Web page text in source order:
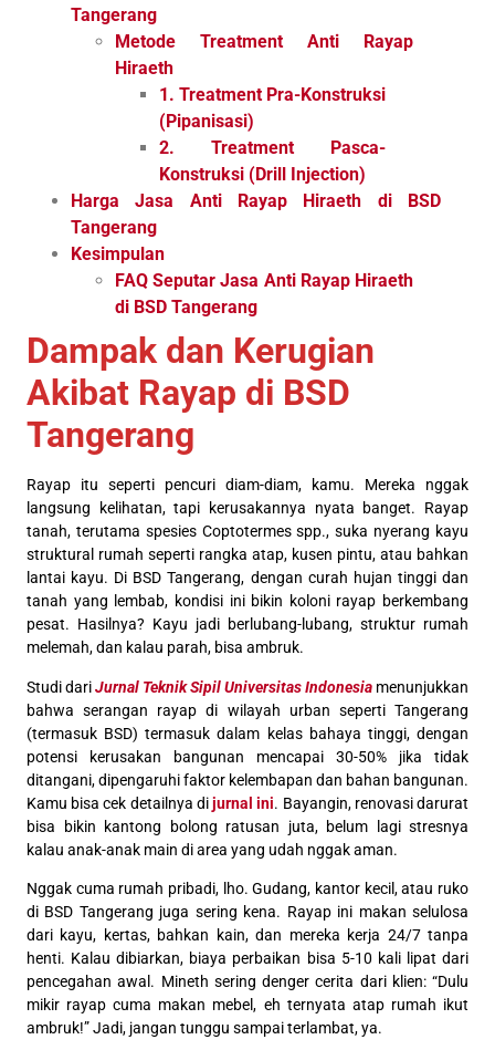
Tangerang
Metode Treatment Anti Rayap
Hiraeth
1. Treatment Pra-Konstruksi
(Pipanisasi)
2. Treatment Pasca-
Konstruksi (Drill Injection)
Harga Jasa Anti Rayap Hiraeth di BSD
Tangerang
Kesimpulan
FAQ Seputar Jasa Anti Rayap Hiraeth
di BSD Tangerang
Dampak dan Kerugian
Akibat Rayap di BSD
Tangerang
Rayap itu seperti pencuri diam-diam, kamu. Mereka nggak
langsung kelihatan, tapi kerusakannya nyata banget. Rayap
tanah, terutama spesies Coptotermes spp., suka nyerang kayu
struktural rumah seperti rangka atap, kusen pintu, atau bahkan
lantai kayu. Di BSD Tangerang, dengan curah hujan tinggi dan
tanah yang lembab, kondisi ini bikin koloni rayap berkembang
pesat. Hasilnya? Kayu jadi berlubang-lubang, struktur rumah
melemah, dan kalau parah, bisa ambruk.
Studi dariJurnal Teknik Sipil Universitas Indonesia menunjukkan
bahwa serangan rayap di wilayah urban seperti Tangerang
(termasuk BSD) termasuk dalam kelas bahaya tinggi, dengan
potensi kerusakan bangunan mencapai 30-50% jika tidak
ditangani, dipengaruhi faktor kelembapan dan bahan bangunan.
Kamu bisa cek detailnya dijurnal ini. Bayangin, renovasi darurat
bisa bikin kantong bolong ratusan juta, belum lagi stresnya
kalau anak-anak main di area yang udah nggak aman.
Nggak cuma rumah pribadi, lho. Gudang, kantor kecil, atau ruko
di BSD Tangerang juga sering kena. Rayap ini makan selulosa
dari kayu, kertas, bahkan kain, dan mereka kerja 24/7 tanpa
henti. Kalau dibiarkan, biaya perbaikan bisa 5-10 kali lipat dari
pencegahan awal. Mineth sering denger cerita dari klien: “Dulu
mikir rayap cuma makan mebel, eh ternyata atap rumah ikut
ambruk!” Jadi, jangan tunggu sampai terlambat, ya.